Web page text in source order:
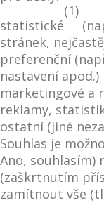
statistické
(1)
stránek,
preferenční
nastavení apod.)
marketingové a
reklamy,
ostatní (jiné
Souhlas je
Ano, souhlasím)
(zaškrtnutím
zamítnout vše